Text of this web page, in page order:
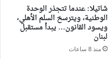
شاتيلا: عندما تتجذر الوحدة
الوطنية، ويترسخ السلم الأهلي،
ويسود القانون… يبدأ مستقبل
لبنان
منذ 8 ساعات